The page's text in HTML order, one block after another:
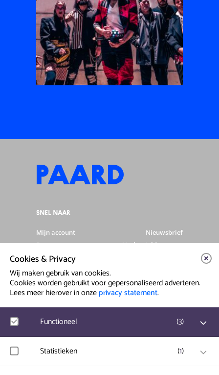
SNEL NAAR
Mijn account
Nieuwsbrief
Programma
Veelgestelde vragen
Partners & Sponsoren
Artiesten info
Prinsegracht 12
info@paard.nl
070 750 34 34
Cookies & Privacy
Wij maken gebruik van cookies.
Cookies worden gebruikt voor gepersonaliseerd adverteren.
Lees meer hierover in onzeprivacy statement.
Functioneel (3)
Google Analytics
gemeten en gebruikersgegevens worden anoniem
Statistieken (1)